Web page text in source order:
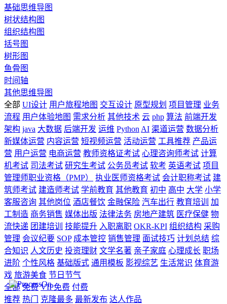
基础思维导图
树状结构图
组织结构图
括号图
树形图
鱼骨图
时间轴
其他思维导图
全部 UI设计 用户旅程地图 交互设计 原型规划 项目管理 业务
流程 用户体验地图 需求分析 其他技术 云 php 算法 前端开发
架构 java 大数据 后端开发 运维 Python AI 渠道运营 数据分析
新媒体运营 内容运营 短视频运营 活动运营 工具推荐 产品运
营 用户运营 电商运营 教师资格证考试 心理咨询师考试 计算
机考试 司法考试 研究生考试 公务员考试 软考 英语考试 项目
管理师职业资格（PMP）
执业医师资格考试 会计职称考试 建
筑师考试 建造师考试 学前教育 其他教育 初中 高中 大学 小学
客服咨询 其他岗位 酒店餐饮 金融保险 汽车出行 教育培训
加
工制造 商务销售 媒体出版 法律法务 房地产建筑 医疗保健 物
流快递 团建培训 技能提升 入职离职 OKR-KPI 组织结构 采购
管理 会议纪要 SOP 成本管控 销售管理 面试技巧 计划总结 综
合知识 人文历史 投资理财 文学名著 亲子家庭 心理成长 职场
进阶 个性风格 基础版式 通用模板 影视综艺 生活常识 体育游
戏 旅游美食 节日节气
全部 免费 VIP免费 付费
推荐 热门 克隆最多 最新发布 达人作品